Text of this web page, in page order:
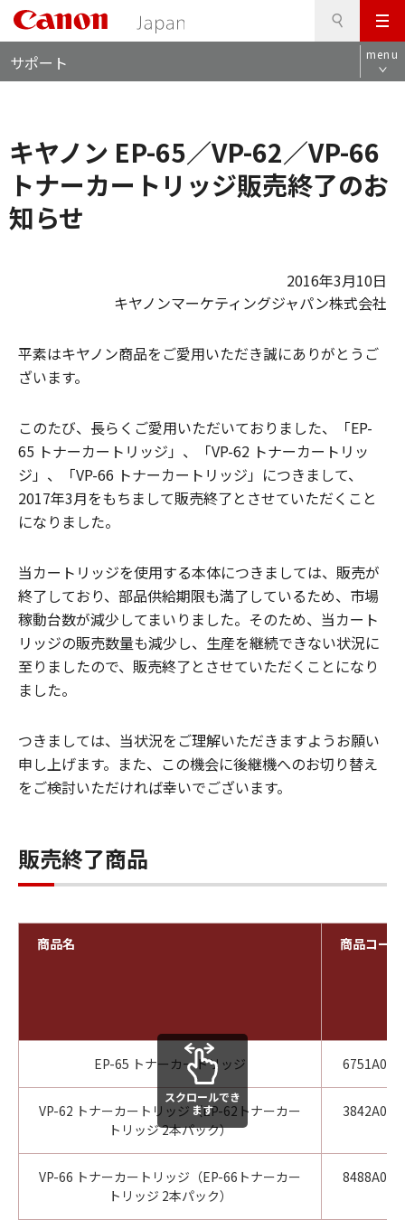
メ
ニ
ュ
ビ
サポート menu
キヤノン EP-65／VP-62／VP-66
トナーカートリッジ販売終了のお
知らせ
2016年3月10日
キヤノンマーケティングジャパン株式会社
平素はキヤノン商品をご愛用いただき誠にありがとうご
ざいます。
このたび、長らくご愛用いただいておりました、「EP-
65 トナーカートリッジ」、「VP-62 トナーカートリッ
ジ」、「VP-66 トナーカートリッジ」につきまして、
2017年3月をもちまして販売終了とさせていただくこと
になりました。
当カートリッジを使用する本体につきましては、販売が
終了しており、部品供給期限も満了しているため、市場
稼動台数が減少してまいりました。そのため、当カート
リッジの販売数量も減少し、生産を継続できない状況に
至りましたので、販売終了とさせていただくことになり
ました。
つきましては、当状況をご理解いただきますようお願い
申し上げます。また、この機会に後継機へのお切り替え
をご検討いただければ幸いでございます。
販売終了商品
商品名 商品コード
EP-65 トナーカートリッジ 6751A005
VP-62 トナーカートリッジ（EP-62トナーカー
トリッジ 2本パック）
3842A004
VP-66 トナーカートリッジ（EP-66トナーカー
トリッジ 2本パック）
8488A002
スクロールでき
ます